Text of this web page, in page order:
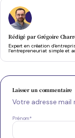
Rédigé par Grégoire
Expert en création
l’entrepreneuriat simple et
Laisser un commentaire
Votre adresse mail
Prénom*